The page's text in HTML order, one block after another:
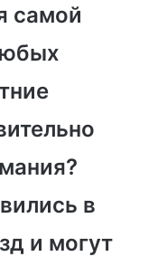
самой
в
и могут